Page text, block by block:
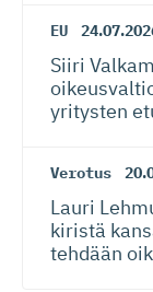
EU
Siiri
yritysten
Verotus
Lauri
kiristä
tehdään